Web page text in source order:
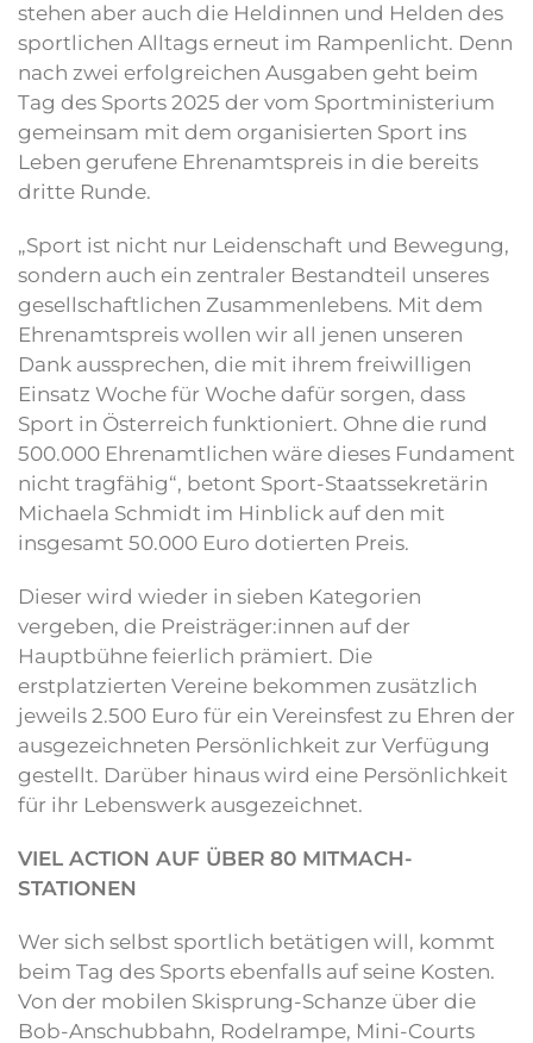
stehen aber auch die Heldinnen und Helden des
sportlichen Alltags erneut im Rampenlicht. Denn
nach zwei erfolgreichen Ausgaben geht beim
Tag des Sports 2025 der vom Sportministerium
gemeinsam mit dem organisierten Sport ins
Leben gerufene Ehrenamtspreis in die bereits
dritte Runde.
„Sport ist nicht nur Leidenschaft und Bewegung,
sondern auch ein zentraler Bestandteil unseres
gesellschaftlichen Zusammenlebens. Mit dem
Ehrenamtspreis wollen wir all jenen unseren
Dank aussprechen, die mit ihrem freiwilligen
Einsatz Woche für Woche dafür sorgen, dass
Sport in Österreich funktioniert. Ohne die rund
500.000 Ehrenamtlichen wäre dieses Fundament
nicht tragfähig“, betont Sport-Staatssekretärin
Michaela Schmidt im Hinblick auf den mit
insgesamt 50.000 Euro dotierten Preis.
Dieser wird wieder in sieben Kategorien
vergeben, die Preisträger:innen auf der
Hauptbühne feierlich prämiert. Die
erstplatzierten Vereine bekommen zusätzlich
jeweils 2.500 Euro für ein Vereinsfest zu Ehren der
ausgezeichneten Persönlichkeit zur Verfügung
gestellt. Darüber hinaus wird eine Persönlichkeit
für ihr Lebenswerk ausgezeichnet.
VIEL ACTION AUF ÜBER 80 MITMACH-
STATIONEN
Wer sich selbst sportlich betätigen will, kommt
beim Tag des Sports ebenfalls auf seine Kosten.
Von der mobilen Skisprung-Schanze über die
Bob-Anschubbahn, Rodelrampe, Mini-Courts